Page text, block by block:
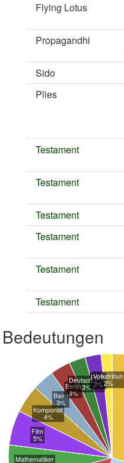
Flying Lotus
Propagandhi
Sido
Plies
Testament
Testament
Testament
Testament
Testament
Testament
Bedeutungen
Mathematiker
Film
5%
Komponist
4%
Band
3%
Berlin
3%
Deutschland
3%
Paris
2%
Volkstribun
2%